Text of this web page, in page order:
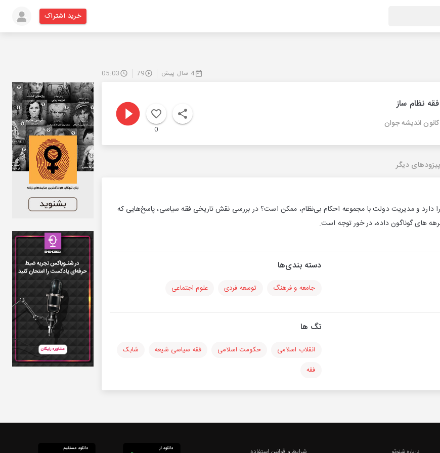
خرید اشتراک
4 سال پیش 79
05:03
فقه نظام ساز
کانون اندیشه جوان
0
دیگر
را دارد و مدیریت دولت با مجموعه احکام بی‌نظام، ممکن است؟ در بررسی نقش تاریخی فقه سیاسی، پاسخ‌هایی که
های گوناگون داده، در خور توجه است.
دسته بندی‌ها
جامعه و فرهنگ توسعه فردی علوم اجتماعی
تگ ها
انقلاب اسلامی حکومت اسلامی فقه سیاسی شیعه
شابک
فقه